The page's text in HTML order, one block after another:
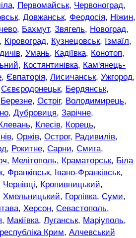
, Первомайськ, Червоноград,
, Довжанськ, Феодосія, Ніжин,
, Бахмут, Звягель, Новоград,
, Кіровоград, Кузнецовськ, Ізмаїл,
, Умань, Кадіївка, Конотоп,
, Костянтинівка, Кам'янець-
, Євпаторія, Лисичанськ, Ужгород,
Сєвєродонецьк, Бердянськ,
Березне, Остріг, Володимирець,
, Дубровиця, Зарічне,
Клевань, Клесів, Корець,
, Оржів, Острог, Радивилів,
, Рокитне, Сарни, Смига,
, Мелітополь, Краматорськ, Біла
, Франківськ, Івано-Франківськ,
Чернівці, Кропивницький,
Хмельницький, Горлівка, Суми,
, Херсон, Севастополь,
, Макіївка, Луганськ, Маріуполь,
Крим, Алчевський